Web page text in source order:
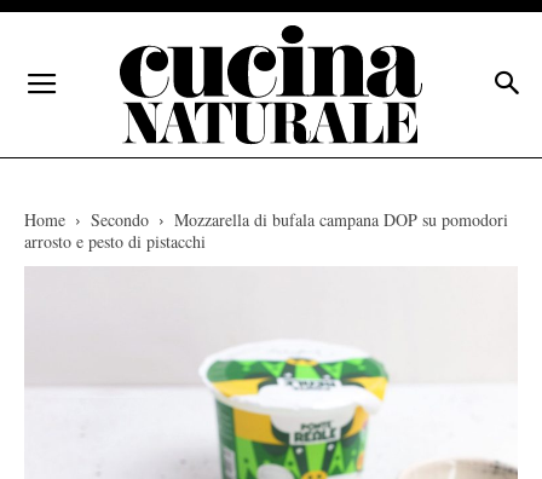
Home Secondo
Mozzarella di bufala campana DOP su pomodori
arrosto e pesto di pistacchi